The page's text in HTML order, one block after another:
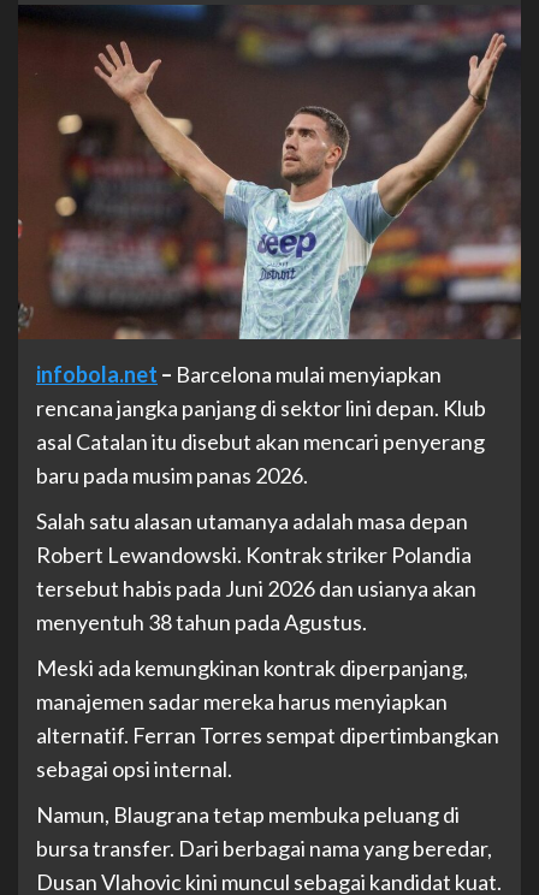
infobola.net – Barcelona mulai menyiapkan
rencana jangka panjang di sektor lini depan. Klub
asal Catalan itu disebut akan mencari penyerang
baru pada musim panas 2026.
Salah satu alasan utamanya adalah masa depan
Robert Lewandowski. Kontrak striker Polandia
tersebut habis pada Juni 2026 dan usianya akan
menyentuh 38 tahun pada Agustus.
Meski ada kemungkinan kontrak diperpanjang,
manajemen sadar mereka harus menyiapkan
alternatif. Ferran Torres sempat dipertimbangkan
sebagai opsi internal.
Namun, Blaugrana tetap membuka peluang di
bursa transfer. Dari berbagai nama yang beredar,
Dusan Vlahovic kini muncul sebagai kandidat kuat.